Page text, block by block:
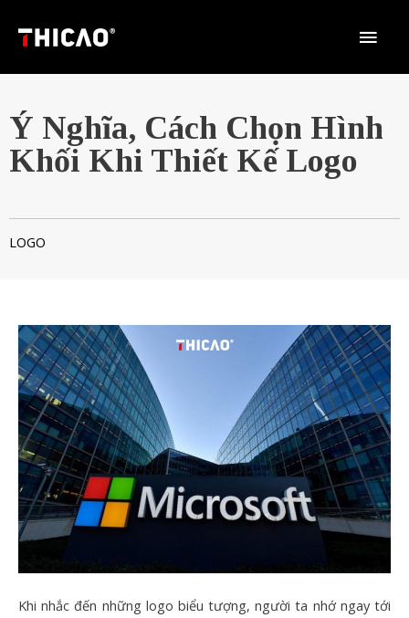
Ý Nghĩa, Cách Chọn Hình
Khối Khi Thiết Kế Logo
LOGO
Khi nhắc đến những logo biểu tượng, người ta nhớ ngay tới